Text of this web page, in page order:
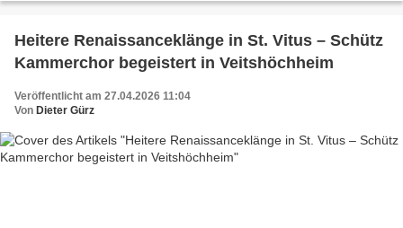
Heitere Renaissanceklänge in St. Vitus – Schütz
Kammerchor begeistert in Veitshöchheim
Veröffentlicht am 27.04.2026 11:04
Von Dieter Gürz